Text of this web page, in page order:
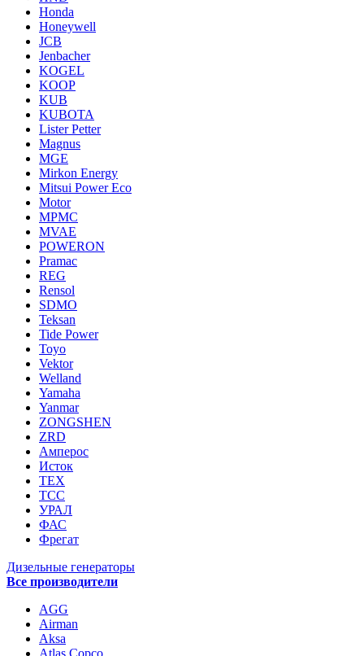
Honda
Honeywell
JCB
Jenbacher
KOGEL
KOOP
KUB
KUBOTA
Lister Petter
Magnus
MGE
Mirkon Energy
Mitsui Power Eco
Motor
MPMC
MVAE
POWERON
Pramac
REG
Rensol
SDMO
Teksan
Tide Power
Toyo
Vektor
Welland
Yamaha
Yanmar
ZONGSHEN
ZRD
Амперос
Исток
ТЕХ
ТСС
УРАЛ
ФАС
Фрегат
Дизельные генераторы
Все производители
AGG
Airman
Aksa
Atlas Copco